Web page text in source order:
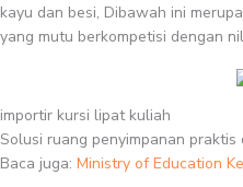
kayu dan besi, Dibawah ini
yang mutu berkompetisi dengan
importir kursi lipat kuliah
Solusi ruang penyimpanan praktis
Baca juga: Ministry of Education